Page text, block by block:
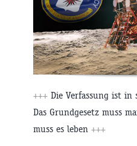
+++ Die Verfassung ist in
Das Grundgesetz muss
muss es leben +++